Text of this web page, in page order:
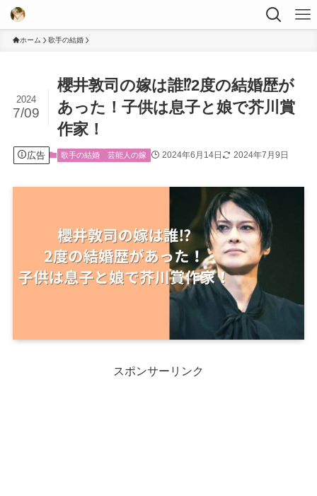
ホーム 歌手の結婚
櫻井敦司の嫁は誰⁉2度の結婚歴が
あった！子供は息子と娘で芥川賞
作家！
2024
7/09
広告 歌手の結婚 芸能人の嫁 2024年6月14日 2024年7月9日
スポンサーリンク